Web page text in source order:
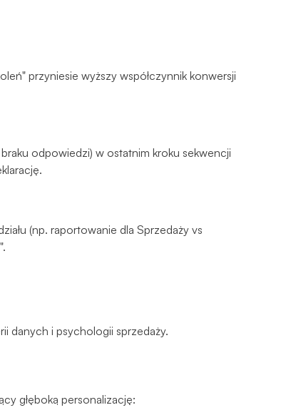
przyniesie wyższy współczynnik konwersji
odpowiedzi) w ostatnim kroku sekwencji
(np. raportowanie dla Sprzedaży vs
danych i psychologii sprzedaży.
głęboką personalizację: